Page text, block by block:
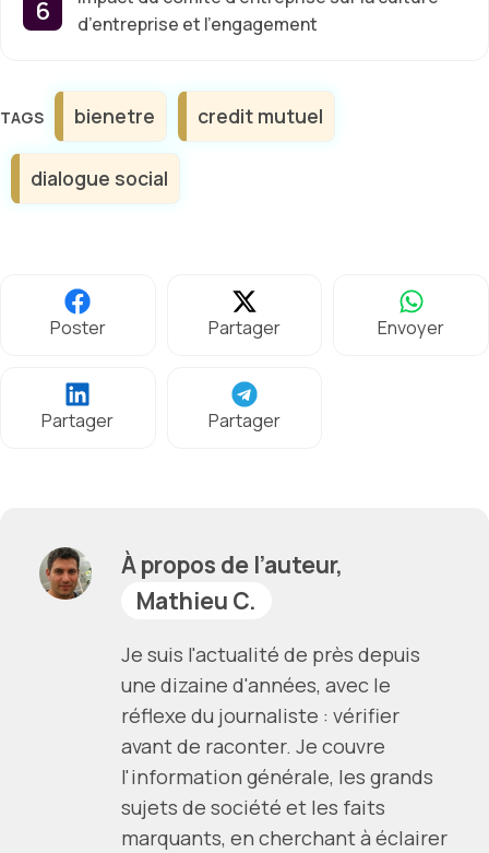
d’entreprise et l’engagement
Étiquettes
bienetre credit mutuel
dialogue social
Poster Partager Envoyer
Partager Partager
À propos de l’auteur,
Mathieu C.
Je suis l'actualité de près depuis
une dizaine d'années, avec le
réflexe du journaliste : vérifier
avant de raconter. Je couvre
l'information générale, les grands
sujets de société et les faits
marquants, en cherchant à éclairer